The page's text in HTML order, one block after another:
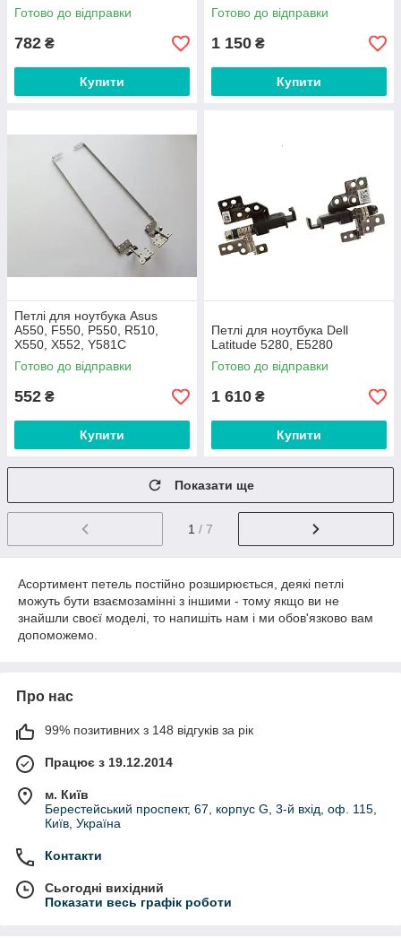
Готово до відправки
782 ₴
Купити
Готово до відправки
1 150 ₴
Купити
Петлі для ноутбука Asus
A550, F550, P550, R510,
X550, X552, Y581C
Готово до відправки
552 ₴
Купити
Петлі для ноутбука Dell
Latitude 5280, E5280
Готово до відправки
1 610 ₴
Купити
Показати ще
1 / 7
Асортимент петель постійно розширюється, деякі петлі
можуть бути взаємозамінні з іншими - тому якщо ви не
знайшли своєї моделі, то напишіть нам і ми обов'язково вам
допоможемо.
Про нас
99% позитивних з 148 відгуків за рік
Працює з 19.12.2014
м. Київ
Берестейський проспект, 67, корпус G, 3-й вхід, оф. 115,
Київ, Україна
Контакти
Сьогодні вихідний
Показати весь графік роботи